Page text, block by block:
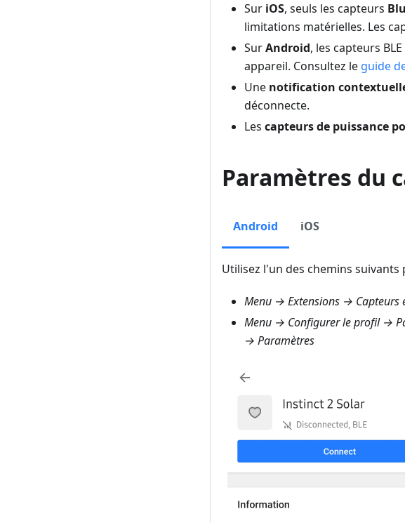
Sur iOS, seuls les capteurs
limitations matérielles. Les
SurAndroid, les capteurs
appareil. Consultez le guide
Une notification
déconnecte.
Les capteurs de puissance
Paramètres du
Android iOS
Utilisez l'un des chemins
Menu → Extensions → Capteurs
Menu → Configurer le profil →
→ Paramètres